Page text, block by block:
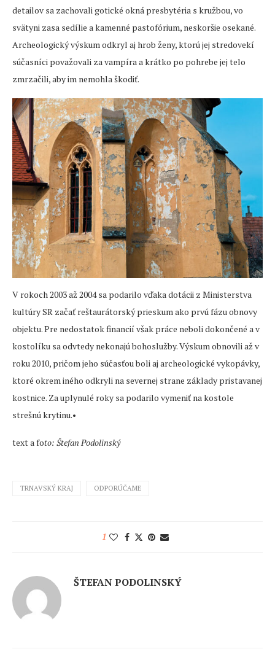
detailov sa zachovali gotické okná presbytéria s kružbou, vo
svätyni zasa sedílie a kamenné pastofórium, neskoršie osekané.
Archeologický výskum odkryl aj hrob ženy, ktorú jej stredovekí
súčasníci považovali za vampíra a krátko po pohrebe jej telo
zmrzačili, aby im nemohla škodiť.
V rokoch 2003 až 2004 sa podarilo vďaka dotácii z Ministerstva
kultúry SR začať reštaurátorský prieskum ako prvú fázu obnovy
objektu. Pre nedostatok financií však práce neboli dokončené a v
kostolíku sa odvtedy nekonajú bohoslužby. Výskum obnovili až v
roku 2010, pričom jeho súčasťou boli aj archeologické vykopávky,
ktoré okrem iného odkryli na severnej strane základy pristavanej
kostnice. Za uplynulé roky sa podarilo vymeniť na kostole
strešnú krytinu.•
text a foto: Štefan Podolinský
TRNAVSKÝ KRAJ ODPORÚČAME
1
ŠTEFAN PODOLINSKÝ